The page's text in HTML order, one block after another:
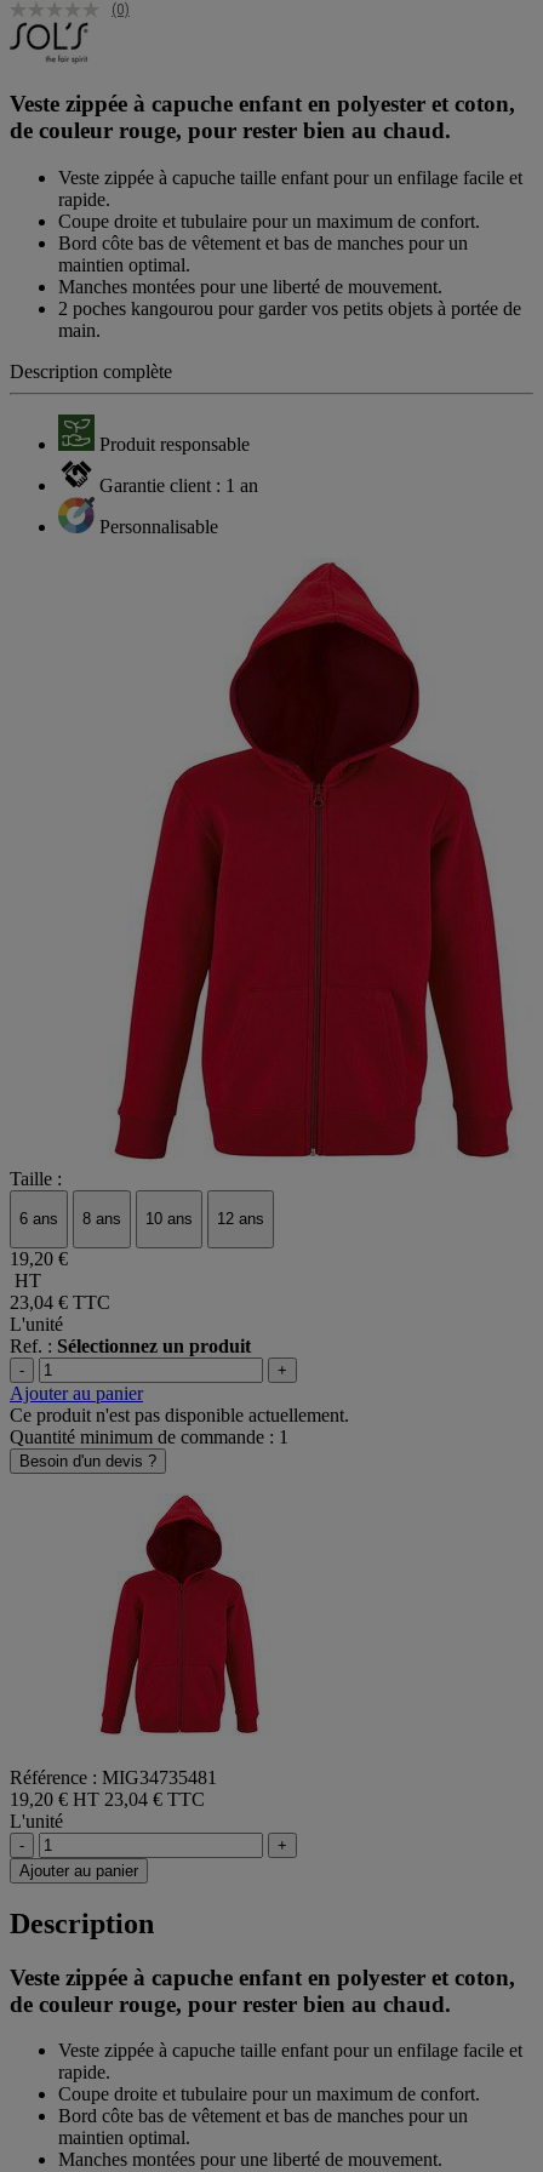
(0)
Veste zippée à capuche enfant en polyester et coton,
de couleur rouge, pour rester bien au chaud.
Veste zippée à capuche taille enfant pour un enfilage facile et
rapide.
Coupe droite et tubulaire pour un maximum de confort.
Bord côte bas de vêtement et bas de manches pour un
maintien optimal.
Manches montées pour une liberté de mouvement.
2 poches kangourou pour garder vos petits objets à portée de
main.
Description complète
Produit responsable
Garantie client : 1 an
Personnalisable
Taille :
6 ans 8 ans 10 ans 12 ans
19,20 €
HT
23,04 € TTC
L'unité
Ref. : Sélectionnez un produit
- +
Ajouter au panier
Ce produit n'est pas disponible actuellement.
Quantité minimum de commande : 1
Besoin d'un devis ?
Référence : MIG34735481
19,20 € HT 23,04 € TTC
L'unité
-
+
Ajouter au panier
Description
Veste zippée à capuche enfant en polyester et coton,
de couleur rouge, pour rester bien au chaud.
Veste zippée à capuche taille enfant pour un enfilage facile et
rapide.
Coupe droite et tubulaire pour un maximum de confort.
Bord côte bas de vêtement et bas de manches pour un
maintien optimal.
Manches montées pour une liberté de mouvement.